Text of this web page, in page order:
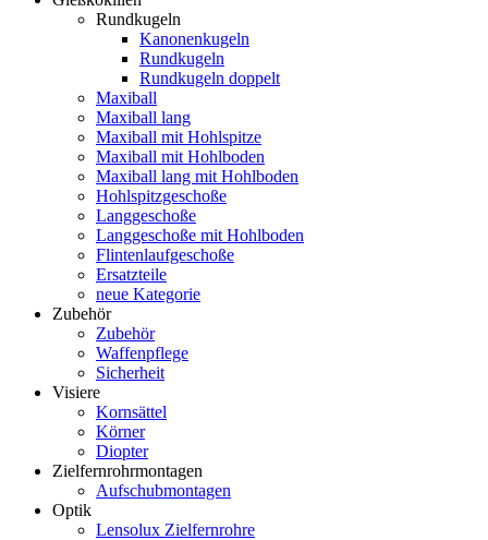
Rundkugeln
Kanonenkugeln
Rundkugeln
Rundkugeln doppelt
Maxiball
Maxiball lang
Maxiball mit Hohlspitze
Maxiball mit Hohlboden
Maxiball lang mit Hohlboden
Hohlspitzgeschoße
Langgeschoße
Langgeschoße mit Hohlboden
Flintenlaufgeschoße
Ersatzteile
neue Kategorie
Zubehör
Zubehör
Waffenpflege
Sicherheit
Visiere
Kornsättel
Körner
Diopter
Zielfernrohrmontagen
Aufschubmontagen
Optik
Lensolux Zielfernrohre